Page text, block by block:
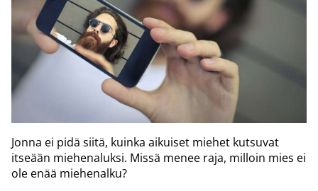
Jonna ei pidä siitä, kuinka aikuiset miehet kutsuvat
itseään miehenaluksi. Missä menee raja, milloin mies ei
ole enää miehenalku?